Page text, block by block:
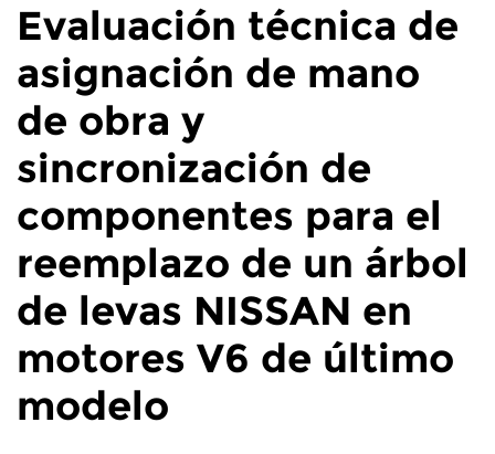
Evaluación técnica de
asignación de mano
de obra y
sincronización de
componentes para el
reemplazo de un árbol
de levas NISSAN en
motores V6 de último
modelo